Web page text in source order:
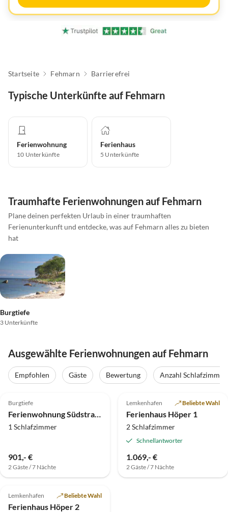
Startseite Fehmarn Barrierefrei
Typische Unterkünfte auf Fehmarn
Ferienwohnung
10 Unterkünfte
Ferienhaus
5 Unterkünfte
Traumhafte Ferienwohnungen auf Fehmarn
Plane deinen perfekten Urlaub in einer traumhaften
Ferienunterkunft und entdecke, was auf Fehmarn alles zu bieten
hat
Burgtiefe
3 Unterkünfte
Ausgewählte Ferienwohnungen auf Fehmarn
Empfohlen Gäste Bewertung
Anzahl Schlafzimmer
Burgtiefe
1 Schlafzimmer
901,- €
2 Gäste / 7 Nächte
Lemkenhafen Beliebte Wahl
Ferienhaus Höper 1
2 Schlafzimmer
Schnellantworter
1.069,- €
2 Gäste / 7 Nächte
Lemkenhafen Beliebte Wahl
Ferienhaus Höper 2